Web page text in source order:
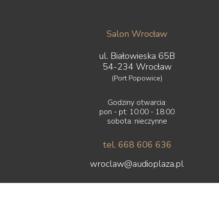
Salon Wrocław
ul. Białowieska 65B
54-234 Wrocław
(Port Popowice)
Godziny otwarcia:
pon - pt: 10:00 - 18:00
sobota: nieczynne
tel. 668 606 636
wroclaw@audioplaza.pl